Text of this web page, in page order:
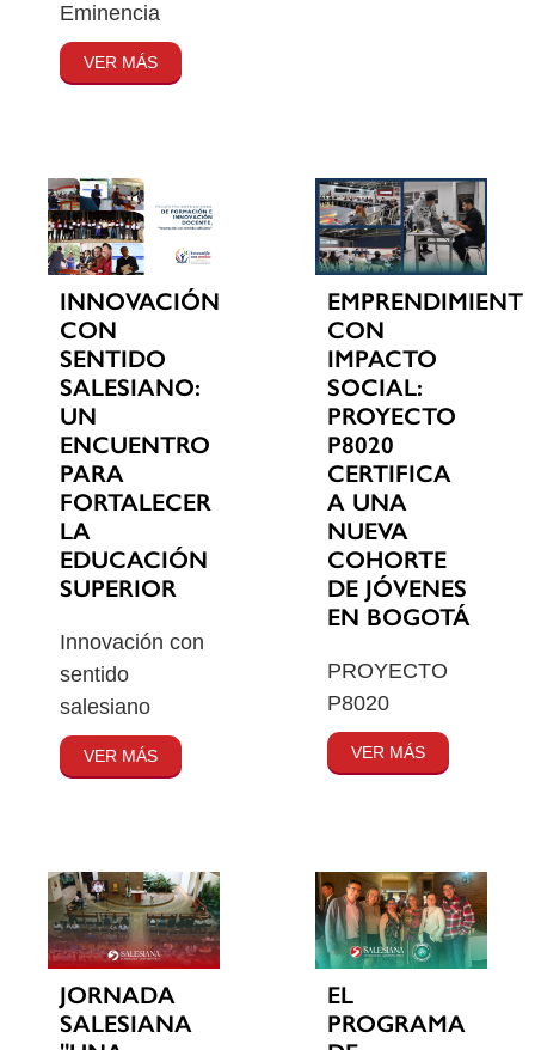
Eminencia
VER MÁS
INNOVACIÓN
CON
SENTIDO
SALESIANO:
UN
ENCUENTRO
PARA
FORTALECER
LA
EDUCACIÓN
SUPERIOR
Innovación con
sentido
salesiano
VER MÁS
CON
IMPACTO
SOCIAL:
PROYECTO
P8020
CERTIFICA
A UNA
NUEVA
COHORTE
DE JÓVENES
EN BOGOTÁ
PROYECTO
P8020
VER MÁS
JORNADA
SALESIANA
EL
PROGRAMA